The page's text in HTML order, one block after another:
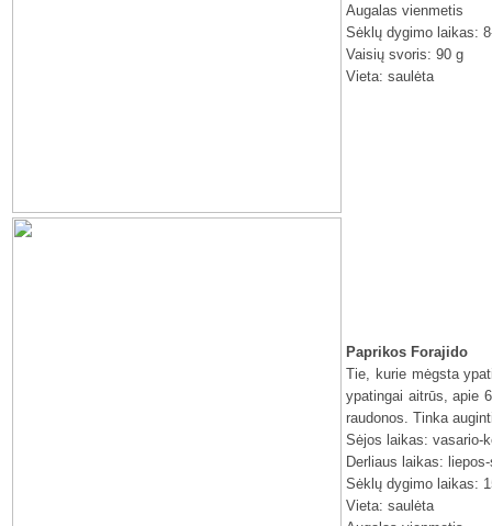
Augalas vienmetis
Sėklų dygimo laikas:
Vaisių svoris: 90 g
Vieta: saulėta
Paprikos Forajido
Tie, kurie mėgsta
ypatingai aitrūs, apie
raudonos. Tinka
Sėjos laikas: vasario-
Derliaus laikas:
Sėklų dygimo laikas:
Vieta: saulėta